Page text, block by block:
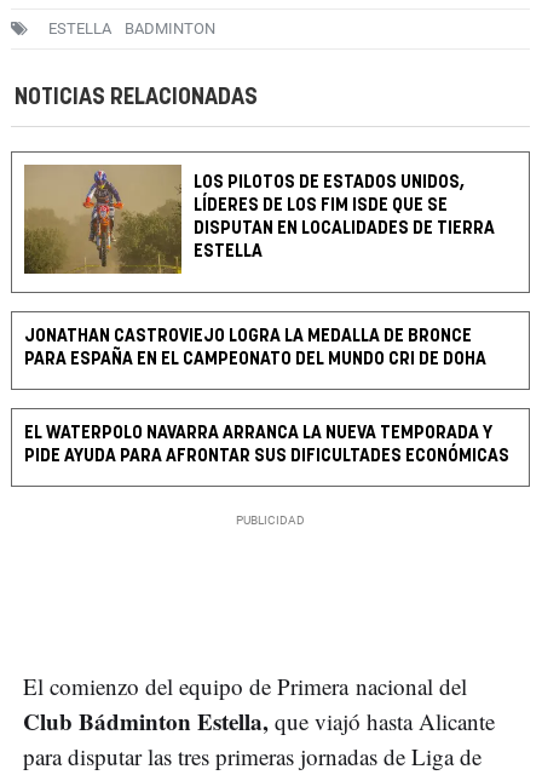
ESTELLA BADMINTON
NOTICIAS RELACIONADAS
LOS PILOTOS DE ESTADOS UNIDOS,
LÍDERES DE LOS FIM ISDE QUE SE
DISPUTAN EN LOCALIDADES DE TIERRA
ESTELLA
JONATHAN CASTROVIEJO LOGRA LA MEDALLA DE BRONCE
PARA ESPAÑA EN EL CAMPEONATO DEL MUNDO CRI DE DOHA
EL WATERPOLO NAVARRA ARRANCA LA NUEVA TEMPORADA Y
PIDE AYUDA PARA AFRONTAR SUS DIFICULTADES ECONÓMICAS
El comienzo del equipo de Primera nacional del
Club Bádminton Estella, que viajó hasta Alicante
para disputar las tres primeras jornadas de Liga de